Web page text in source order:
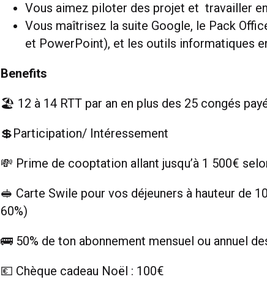
Vous aimez piloter des projet et travailler
Vous maîtrisez la suite Google, le Pack
et PowerPoint), et les outils informatiques
Benefits
🏖️ 12 à 14 RTT par an en plus des 25 congés
💲Participation/ Intéressement
💸 Prime de cooptation allant jusqu’à 1 500€
🥪 Carte Swile pour vos déjeuners à hauteur de
60%)
🚌 50% de ton abonnement mensuel ou annuel
💶 Chèque cadeau Noël : 100€